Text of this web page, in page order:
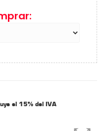
el 15% del IVA